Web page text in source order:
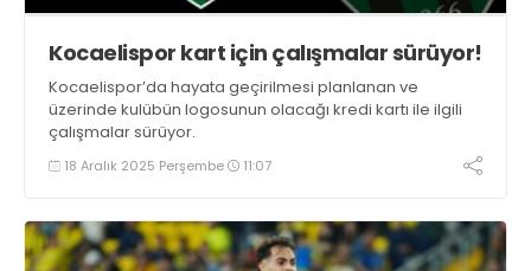
Kocaelispor kart için çalışmalar sürüyor!
Kocaelispor’da hayata geçirilmesi planlanan ve
üzerinde kulübün logosunun olacağı kredi kartı ile ilgili
çalışmalar sürüyor.
18 Aralık 2025 Perşembe 11:07